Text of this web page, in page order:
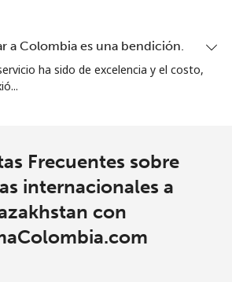
a Colombia es una bendición.
ha sido de excelencia y el costo,
Frecuentes sobre
internacionales a
con